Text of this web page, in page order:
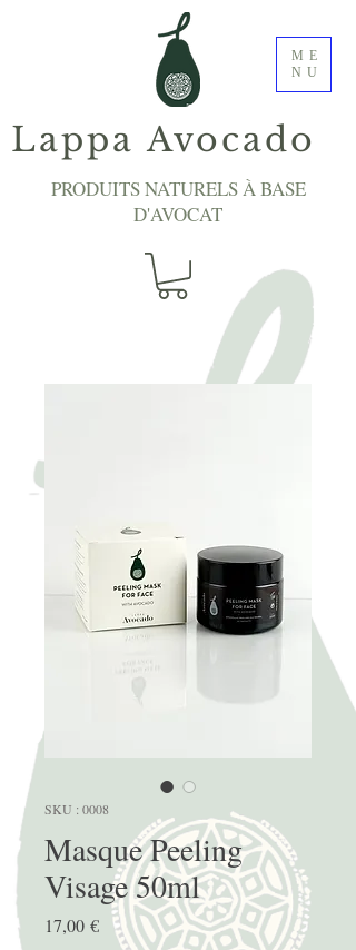
ME
NU
Lappa Avocado
PRODUITS NATURELS À BASE
D'AVOCAT
SKU : 0008
Masque Peeling
Visage 50ml
17,00 €Prix